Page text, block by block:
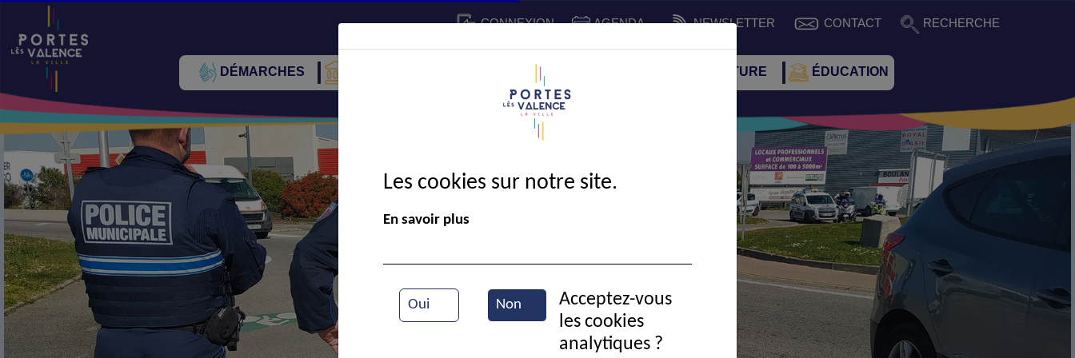
CONNEXION AGENDA NEWSLETTER CONTACT RECHERCHE
DÉMARCHES CADRE DE VIE SPORT ET CULTURE ÉDUCATION
Police municipale
Les cookies sur notre site.
En savoir plus
Oui Non
Acceptez-vous
les cookies
analytiques ?